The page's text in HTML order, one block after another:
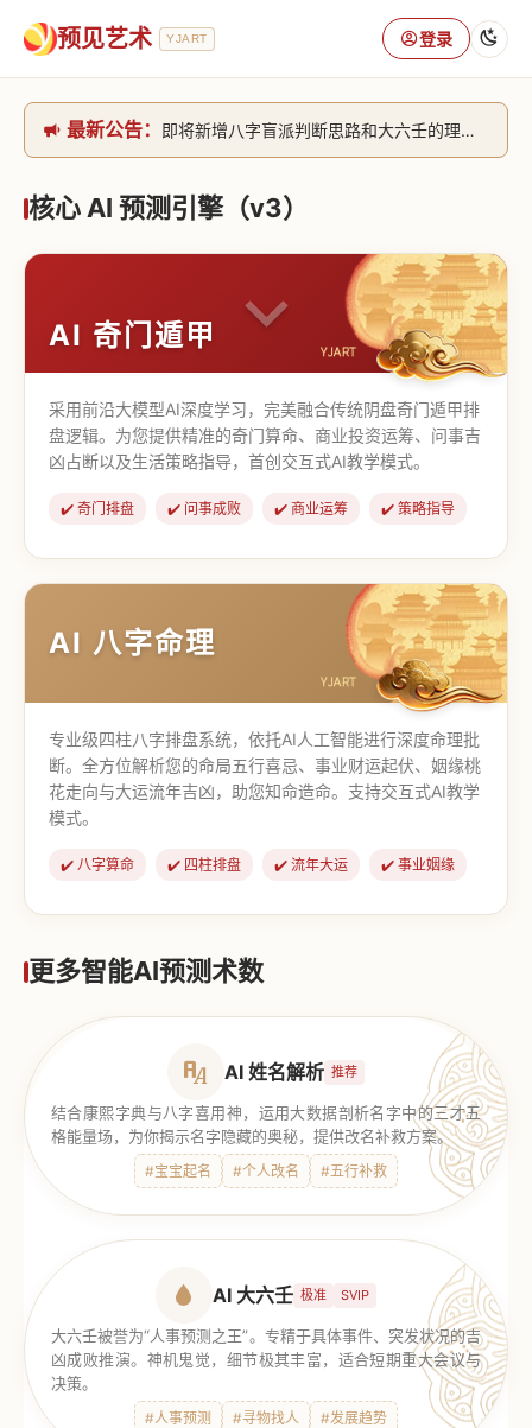
预见艺术 YJART 登录
最新公告：
即将新增八字盲派判断思路和大六壬的理气+取像判断思路。[内侧中，捐赠会员可用]2026/6/30
网站升级完成，升级全模块的算法，限时开放用户注册。2026/6/27
核心 AI 预测引擎（v3）
AI 奇门遁甲
采用前沿大模型AI深度学习，完美融合传统阴盘奇门遁甲排
盘逻辑。为您提供精准的奇门算命、商业投资运筹、问事吉
凶占断以及生活策略指导，首创交互式AI教学模式。
✔️ 奇门排盘 ✔️ 问事成败 ✔️ 商业运筹 ✔️ 策略指导
【道家奇门】 【传统奇门】
AI 八字命理
专业级四柱八字排盘系统，依托AI人工智能进行深度命理批
断。全方位解析您的命局五行喜忌、事业财运起伏、姻缘桃
花走向与大运流年吉凶，助您知命造命。支持交互式AI教学
模式。
✔️ 八字算命 ✔️ 四柱排盘 ✔️ 流年大运 ✔️ 事业姻缘
更多智能AI预测术数
AI 姓名解析 推荐
结合康熙字典与八字喜用神，运用大数据剖析名字中的三才五
格能量场，为你揭示名字隐藏的奥秘，提供改名补救方案。
#宝宝起名 #个人改名 #五行补救
AI 大六壬 极准 SVIP
大六壬被誉为“人事预测之王”。专精于具体事件、突发状况的吉
凶成败推演。神机鬼觉，细节极其丰富，适合短期重大会议与
决策。
#人事预测 #寻物找人 #发展趋势